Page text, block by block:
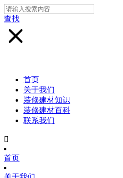
查找
首页
关于我们
装修建材知识
装修建材百科
联系我们

首页